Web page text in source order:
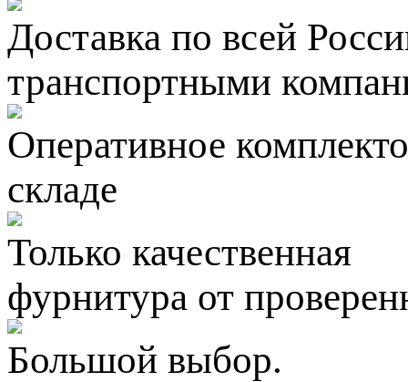
Доставка по всей
транспортными
Оперативное
складе
Только качественная
фурнитура от
Большой выбор.